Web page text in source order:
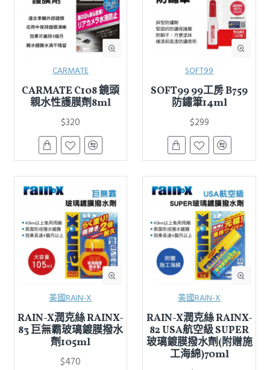
CARMATE
CARMATE C108 鏡頭
親水性護膜劑8ml
$320
SOFT99
SOFT99 99工房 B759
防鏽筆14ml
$299
美國RAIN-X
RAIN-X潤克絲 RAINX-
83 巨無霸玻璃鍍膜撥水
劑105ml
$470
美國RAIN-X
RAIN-X潤克絲 RAINX-
82 USA航空級 SUPER
玻璃鍍膜撥水劑(附贈施
工海綿)70ml